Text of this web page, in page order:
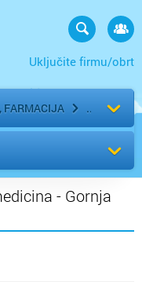
Uključite firmu/obrt
FARMACIJA
- Gornja